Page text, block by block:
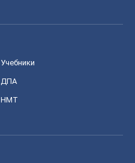
Учебники
ДПА
НМТ